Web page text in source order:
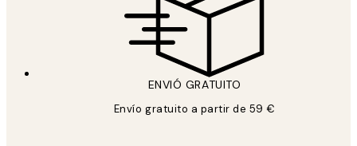
ENVIÓ GRATUITO
Envío gratuito a partir de 59 €